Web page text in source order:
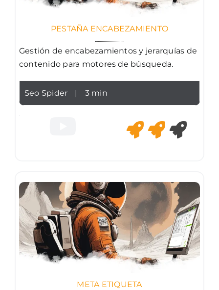
PESTAÑA ENCABEZAMIENTO
Gestión de encabezamientos y jerarquías de
contenido para motores de búsqueda.
Seo Spider 3 min
META ETIQUETA